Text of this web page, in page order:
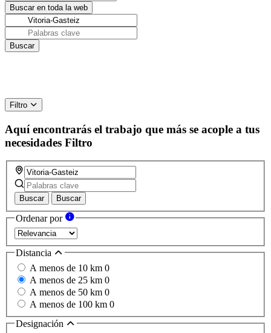
Filtro
Aquí encontrarás el trabajo que más se acople a tus
necesidades Filtro
Buscar Buscar
Ordenar por
Distancia
A menos de 10 km 0
A menos de 25 km 0
A menos de 50 km 0
A menos de 100 km 0
Designación